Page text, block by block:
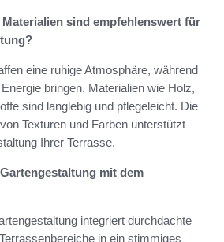
sind empfehlenswert für
eine ruhige Atmosphäre, während
bringen. Materialien wie Holz,
sind langlebig und pflegeleicht. Die
Texturen und Farben unterstützt
Ihrer Terrasse.
mit dem
integriert durchdachte
in ein stimmiges